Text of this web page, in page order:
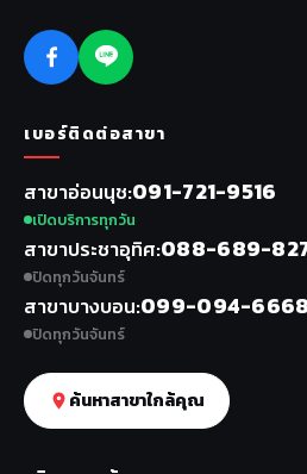
เบอร์ติดต่อสาขา
สาขาอ่อนนุช 091-721-9516
เปิดบริการทุกวัน
สาขาประชาอุทิศ 088-689-
ปิดทุกวันจันทร์
สาขาบางบอน 099-094-6668
ปิดทุกวันจันทร์
ค้นหาสาขาใกล้คุณ